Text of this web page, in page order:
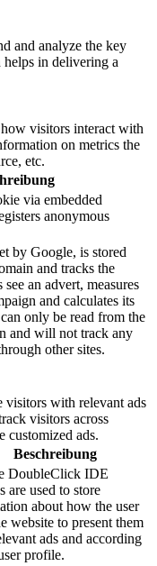
and analyze the key
in delivering a
visitors interact with
on metrics the
etc.
via embedded
anonymous
by Google, is stored
and tracks the
an advert, measures
and calculates its
only be read from the
and will not track any
other sites.
visitors with relevant ads
visitors across
customized ads.
Beschreibung
DoubleClick IDE
are used to store
about how the user
website to present them
ads and according
profile.